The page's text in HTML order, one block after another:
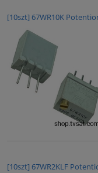
[10szt] 67WR10K
[10szt] 67WR2KLF